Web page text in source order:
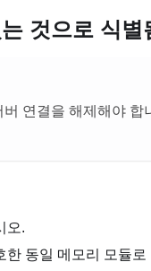
것으로 식별
연결을 해제해야 합
오.
동일 메모리 모듈